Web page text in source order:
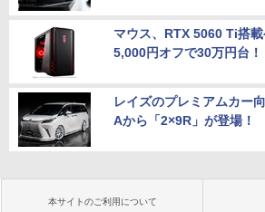
マウス、RTX 5060 Ti搭
5,000円オフで30万円台！
レイズのプレミアムカー
Aから「2×9R」が登場！
本サイトのご利用について